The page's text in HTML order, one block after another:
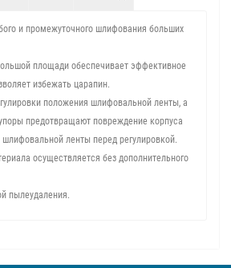
и промежуточного шлифования больших
площади обеспечивает эффективное
избежать царапин.
положения шлифовальной ленты, а
предотвращают повреждение корпуса
ленты перед регулировкой.
осуществляется без дополнительного
пылеудаления.